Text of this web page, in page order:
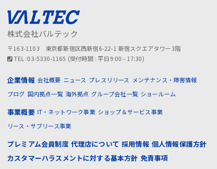
株式会社バルテック
〒163-1103 東京都新宿区西新宿6-22-1 新宿スクエアタワー3階
TEL :03-5330-1165 (受付時間 : 平日9:00∼17:30)
企業情報 会社概要 ニュース プレスリリース
メンテナンス・障害情報
ブログ 国内拠点一覧 海外拠点 グループ会社一覧 ショールーム
事業概要 IT・ネットワーク事業 ショップ＆サービス事業
リース・サブリース事業
プレミアム会員制度 代理店について 採用情報 個人情報保護方針
カスタマーハラスメントに対する基本方針 免責事項